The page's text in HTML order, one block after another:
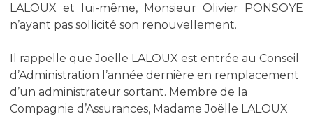
LALOUX et lui-même, Monsieur Olivier PONSOYE
n’ayant pas sollicité son renouvellement.
Il rappelle que Joëlle LALOUX est entrée au Conseil
d’Administration l’année dernière en remplacement
d’un administrateur sortant. Membre de la
Compagnie d’Assurances, Madame Joëlle LALOUX